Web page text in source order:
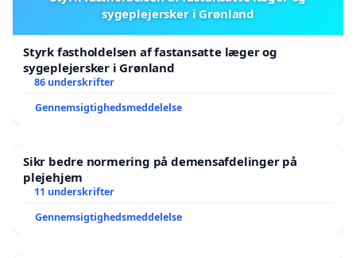
sygeplejersker i Grønland
Styrk fastholdelsen af fastansatte læger og
sygeplejersker i Grønland
86 underskrifter
Gennemsigtighedsmeddelelse
Sikr bedre normering på demensafdelinger på
plejehjem
11 underskrifter
Gennemsigtighedsmeddelelse